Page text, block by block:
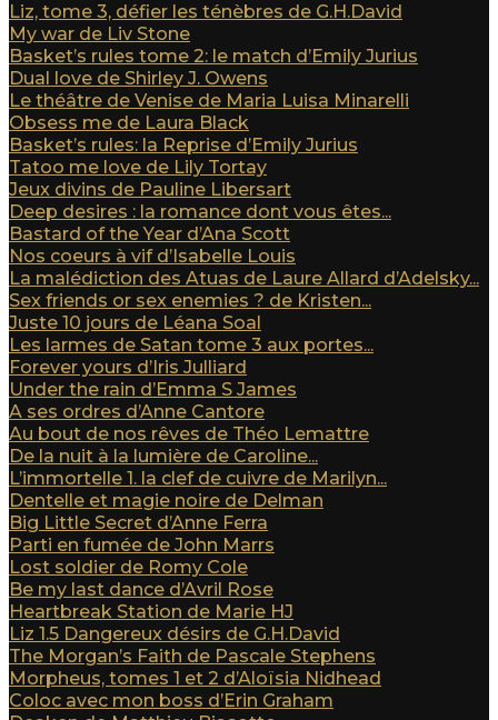
Liz, tome 3, défier les ténèbres de G.H.David
My war de Liv Stone
Basket’s rules tome 2: le match d’Emily Jurius
Dual love de Shirley J. Owens
Le théâtre de Venise de Maria Luisa Minarelli
Obsess me de Laura Black
Basket’s rules: la Reprise d’Emily Jurius
Tatoo me love de Lily Tortay
Jeux divins de Pauline Libersart
Deep desires : la romance dont vous êtes...
Bastard of the Year d’Ana Scott
Nos coeurs à vif d’Isabelle Louis
La malédiction des Atuas de Laure Allard d’Adelsky...
Sex friends or sex enemies ? de Kristen...
Juste 10 jours de Léana Soal
Les larmes de Satan tome 3 aux portes...
Forever yours d’Iris Julliard
Under the rain d’Emma S James
A ses ordres d’Anne Cantore
Au bout de nos rêves de Théo Lemattre
De la nuit à la lumière de Caroline...
L’immortelle 1. la clef de cuivre de Marilyn...
Dentelle et magie noire de Delman
Big Little Secret d’Anne Ferra
Parti en fumée de John Marrs
Lost soldier de Romy Cole
Be my last dance d’Avril Rose
Heartbreak Station de Marie HJ
Liz 1.5 Dangereux désirs de G.H.David
The Morgan’s Faith de Pascale Stephens
Morpheus, tomes 1 et 2 d’Aloïsia Nidhead
Coloc avec mon boss d’Erin Graham